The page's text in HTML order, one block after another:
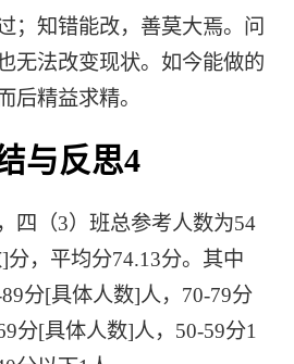
；知错能改，善莫大焉。问
无法改变现状。如今能做的
后精益求精。
与反思4
四（3）班总参考人数为54
，平均分74.13分。其中
分[具体人数]人，70-79分
分[具体人数]人，50-59分1